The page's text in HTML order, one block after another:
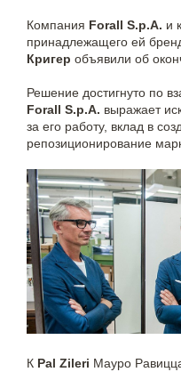
Компания Forall S.p.A. и
принадлежащего ей
Кригер объявили об
Решение достигнуто по
Forall S.p.A. выражает
за его работу, вклад в
репозиционирование
К Pal Zileri Мауро